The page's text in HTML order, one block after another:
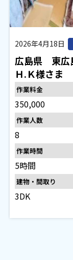
2026年4月18日
広島県 東広
Ｈ.Ｋ様さま
作業料金
350,000
作業人数
8
作業時間
5時間
建物・間取り
3DK